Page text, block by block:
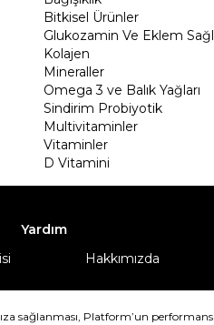
Bitkisel Ürünler
Glukozamin Ve Eklem
Kolajen
Mineraller
Omega 3 ve Balık Yağları
Sindirim Probiyotik
Multivitaminler
Vitaminler
D Vitamini
Yardım
Hakkımızda